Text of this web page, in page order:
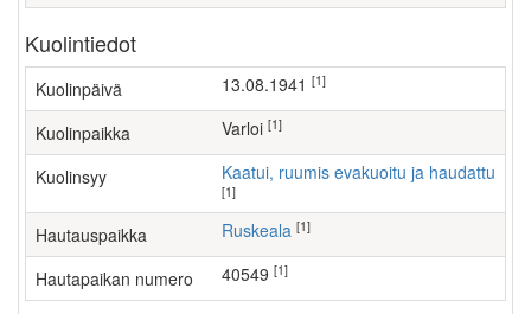
Kuolintiedot
Kuolinpäivä 13.08.1941 [1]
Kuolinpaikka Varloi [1]
Kuolinsyy Kaatui, ruumis evakuoitu ja haudattu
[1]
Hautauspaikka Ruskeala [1]
Hautapaikan numero 40549 [1]